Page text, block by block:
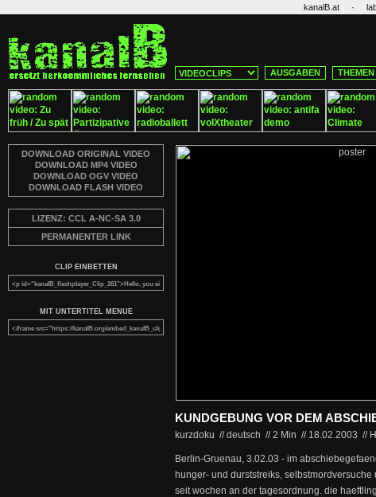
kanalB.at ·
AUSGABEN THEMEN
DOWNLOAD ORIGINAL VIDEO
DOWNLOAD MP4 VIDEO
DOWNLOAD OGV VIDEO
DOWNLOAD FLASH VIDEO
LIZENZ: CCL A-NC-SA 3.0
PERMANENTER LINK
CLIP EINBETTEN
MIT UNTERTITEL MENUE
KUNDGEBUNG VOR DEM
kurzdoku // deutsch //2 Min // 18.02.2003 //
Berlin-Gruenau, 3.02.03 - im
hunger- und durststreiks,
seit wochen an der tagesordnung. die